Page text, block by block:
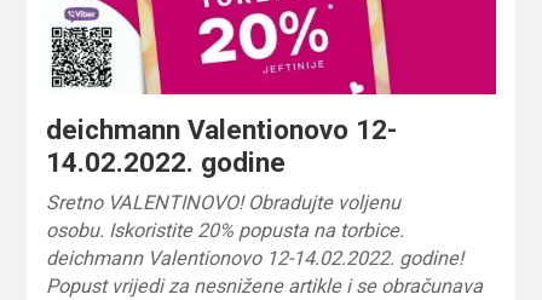
deichmann Valentionovo 12-
14.02.2022. godine
Sretno VALENTINOVO! Obradujte voljenu
osobu. Iskoristite 20% popusta na torbice.
deichmann Valentionovo 12-14.02.2022. godine!
Popust vrijedi za nesnižene artikle i se obračunava